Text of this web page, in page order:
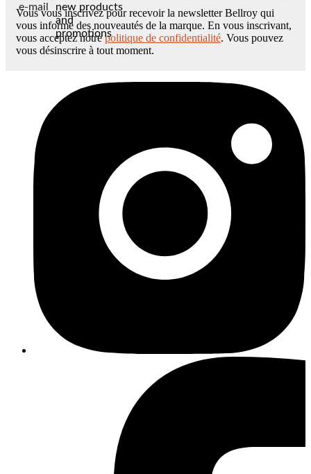
e-mail
new products
and
promotions
Vous vous inscrivez pour recevoir la newsletter Bellroy qui
vous informe des nouveautés de la marque. En vous inscrivant,
vous acceptez notrepolitique de confidentialité. Vous pouvez
vous désinscrire à tout moment.